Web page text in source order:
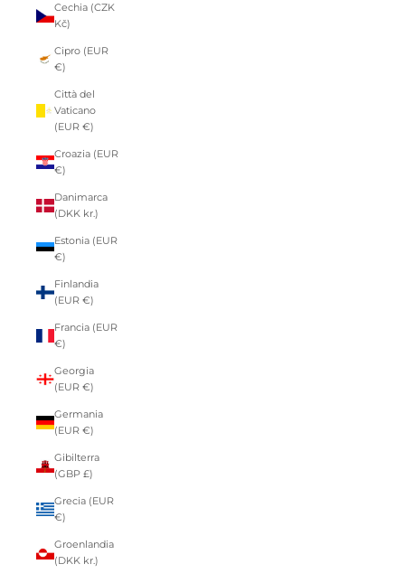
Cechia (CZK
Kč)
Cipro (EUR
€)
Città del
Vaticano
(EUR €)
Croazia (EUR
€)
Danimarca
(DKK kr.)
Estonia (EUR
€)
Finlandia
(EUR €)
Francia (EUR
€)
Georgia
(EUR €)
Germania
(EUR €)
Gibilterra
(GBP £)
Grecia (EUR
€)
Groenlandia
(DKK kr.)